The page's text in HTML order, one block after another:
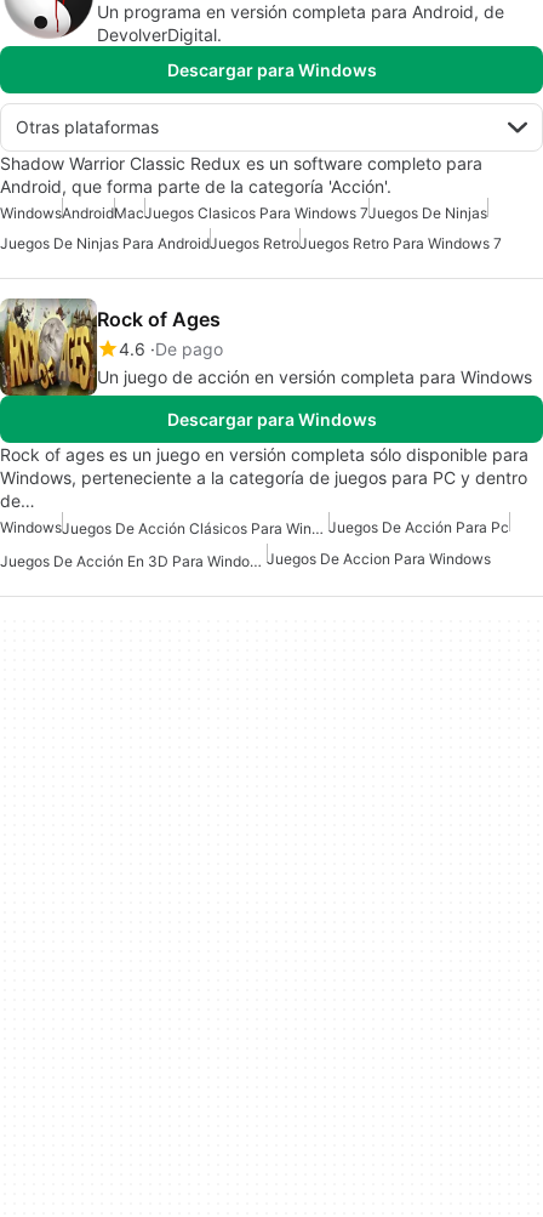
Un programa en versión completa para Android, de
DevolverDigital.
Descargar para Windows
Otras plataformas
Shadow Warrior Classic Redux es un software completo para
Android, que forma parte de la categoría 'Acción'.
WindowsAndroidMacJuegos Clasicos Para Windows 7Juegos De Ninjas
Juegos De Ninjas Para AndroidJuegos RetroJuegos Retro Para Windows 7
Rock of Ages
4.6 De pago
Un juego de acción en versión completa para Windows
Descargar para Windows
Rock of ages es un juego en versión completa sólo disponible para
Windows, perteneciente a la categoría de juegos para PC y dentro
de…
Windows Juegos De Acción Clásicos Para Windows Juegos De Acción Para Pc
Juegos De Acción En 3D Para Windows Juegos De Accion Para Windows